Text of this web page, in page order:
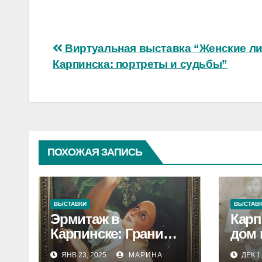
Навигация
по
записям
Виртуальная выставка “Женские
Карпинска: портреты и судьбы”
ПОХОЖАЯ ЗАПИСЬ
ВЫСТАВКИ
Эрмитаж в
Карпинске: Грани
творчества
ЯНВ 23, 2025 МАРИНА
дом
ДЕК